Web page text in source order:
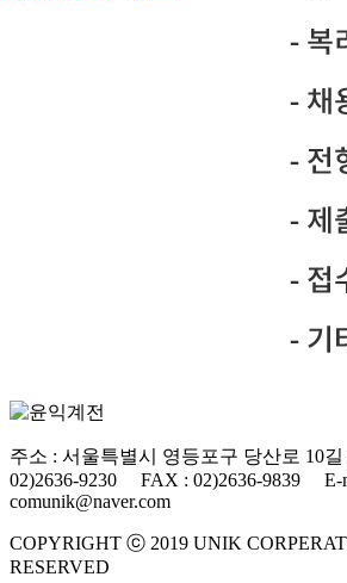
주소 : 서울특별시 영등포구 당산로 10
02)2636-9230 FAX : 02)2636-9839 E-
comunik@naver.com
COPYRIGHT ⓒ 2019 UNIK
RESERVED